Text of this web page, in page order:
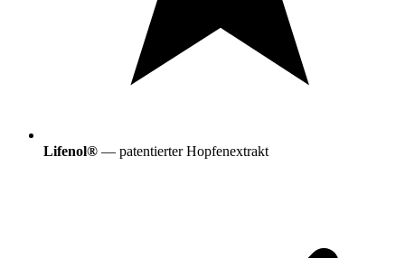
Lifenol® — patentierter Hopfenextrakt